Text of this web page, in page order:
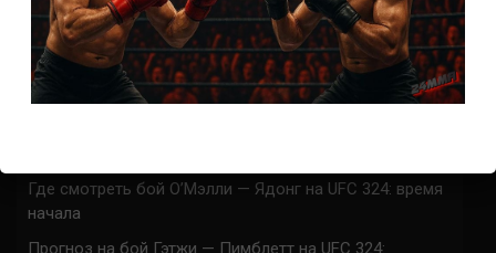
Марафон боев UFC 325 прямая трансляция
UFC 324 прямая трансляция
Марафон боев UFC 324 прямая трансляция
Где смотреть бой О’Мэлли — Ядонг на UFC 324: время
начала
Прогноз на бой Гэтжи — Пимблетт на UFC 324: